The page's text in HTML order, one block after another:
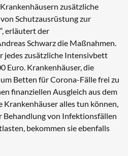
zusätzliche
Schutzausrüstung zur
erläutert der
Schwarz die Maßnahmen.
jedes zusätzliche Intensivbett
Euro. Krankenhäuser, die
Betten für Corona-Fälle frei zu
finanziellen Ausgleich aus dem
Krankenhäuser alles tun können,
Behandlung von Infektionsfällen
bekommen sie ebenfalls